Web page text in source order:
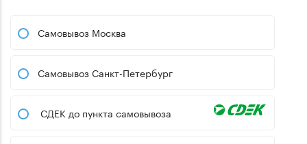
Самовывоз Москва
Самовывоз Санкт-Петербург
СДЕК до пункта самовывоза